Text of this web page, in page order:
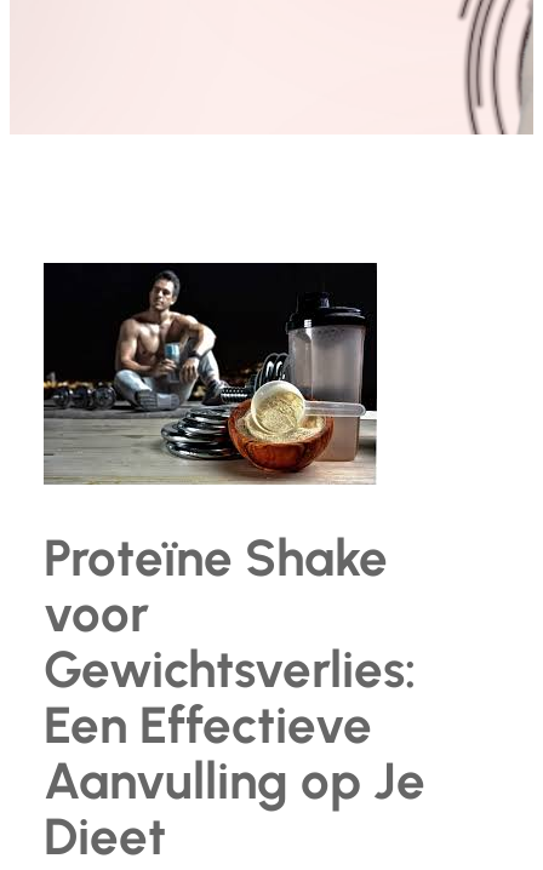
Proteïne Shake
voor
Gewichtsverlies:
Een Effectieve
Aanvulling op Je
Dieet